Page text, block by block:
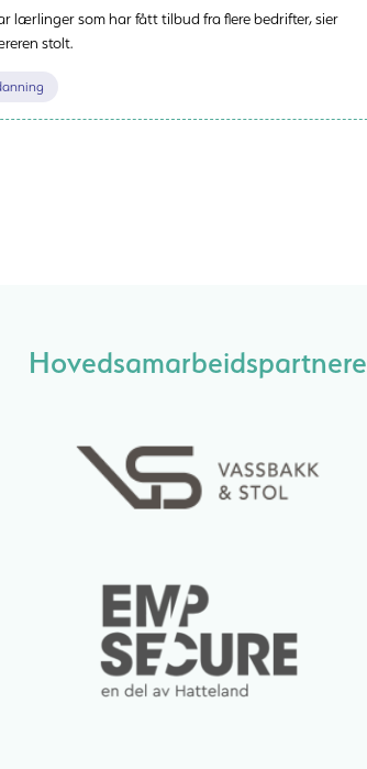
lærlinger som har fått tilbud fra flere bedrifter, sier
stolt.
Hovedsamarbeidspartnere